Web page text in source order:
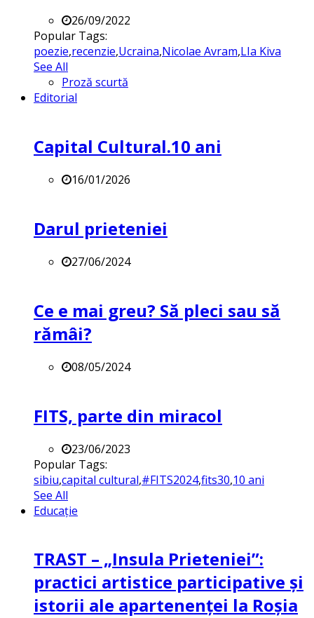
26/09/2022
Popular Tags:
poezie,recenzie,Ucraina,Nicolae Avram,LIa Kiva
See All
Proză scurtă
Editorial
Capital Cultural.10 ani
16/01/2026
Darul prieteniei
27/06/2024
Ce e mai greu? Să pleci sau să
rămâi?
08/05/2024
FITS, parte din miracol
23/06/2023
Popular Tags:
sibiu,capital cultural,#FITS2024,fits30,10 ani
See All
Educație
TRAST – „Insula Prieteniei”:
practici artistice participative și
istorii ale apartenenței la Roșia